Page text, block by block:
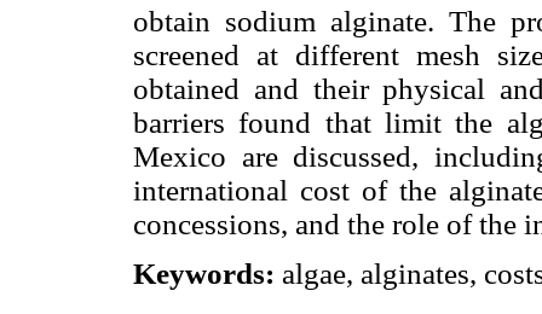
obtain sodium alginate. The
screened at different mesh
obtained and their physical
barriers found that limit the
Mexico are discussed,
international cost of the
concessions, and the role of the
Keywords: algae, alginates,